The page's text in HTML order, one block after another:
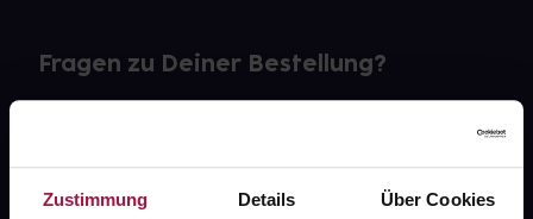
Zustimmung Details Über Cookies
Fragen zu Deiner Bestellung?